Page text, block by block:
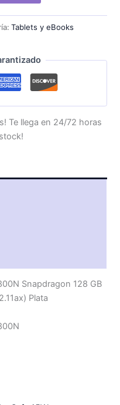
Tablets y eBooks
Te llega en 24/72 horas
Snapdragon 128 GB
Plata